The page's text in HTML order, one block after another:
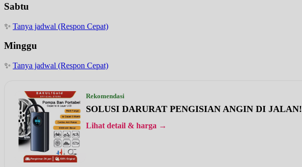
Sabtu
✨ Tanya jadwal (Respon Cepat)
Minggu
✨ Tanya jadwal (Respon Cepat)
Rekomendasi
SOLUSI DARURAT PENGISIAN ANGIN DI JALAN!
Lihat detail & harga →